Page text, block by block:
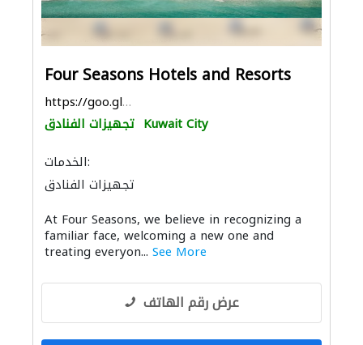
Four Seasons Hotels and Resorts
https://goo.gl/maps/4w1BsigVbGuFhzi8A
تجهيزات الفنادق Kuwait City
الخدمات:
تجهيزات الفنادق
At Four Seasons, we believe in recognizing a
familiar face, welcoming a new one and
treating everyon... See More
عرض رقم الهاتف